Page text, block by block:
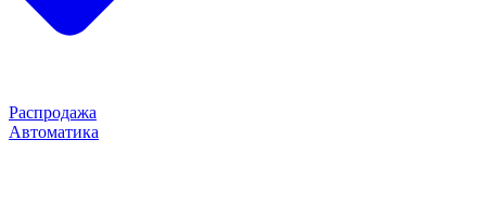
Распродажа
Автоматика